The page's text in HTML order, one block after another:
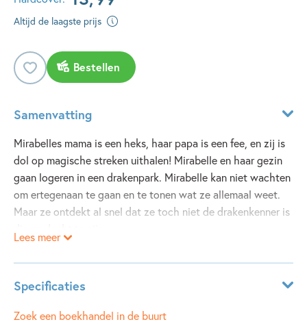
Altijd de laagste prijs
Bestellen
Samenvatting
Mirabelles mama is een heks, haar papa is een fee, en zij is
dol op magische streken uithalen! Mirabelle en haar gezin
gaan logeren in een drakenpark. Mirabelle kan niet wachten
om ertegenaan te gaan en te tonen wat ze allemaal weet.
Maar ze ontdekt al snel dat ze toch niet de drakenkenner is
Lees meer
Specificaties
ISBN: 9789002284038
Zoek een boekhandel in de buurt